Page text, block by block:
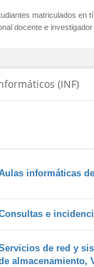
matriculados en
docente e
(INF)
informáticas
e
de red y
almacenamiento,